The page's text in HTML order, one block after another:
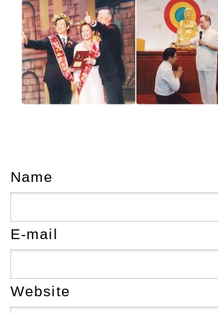
Name
E-mail
Website